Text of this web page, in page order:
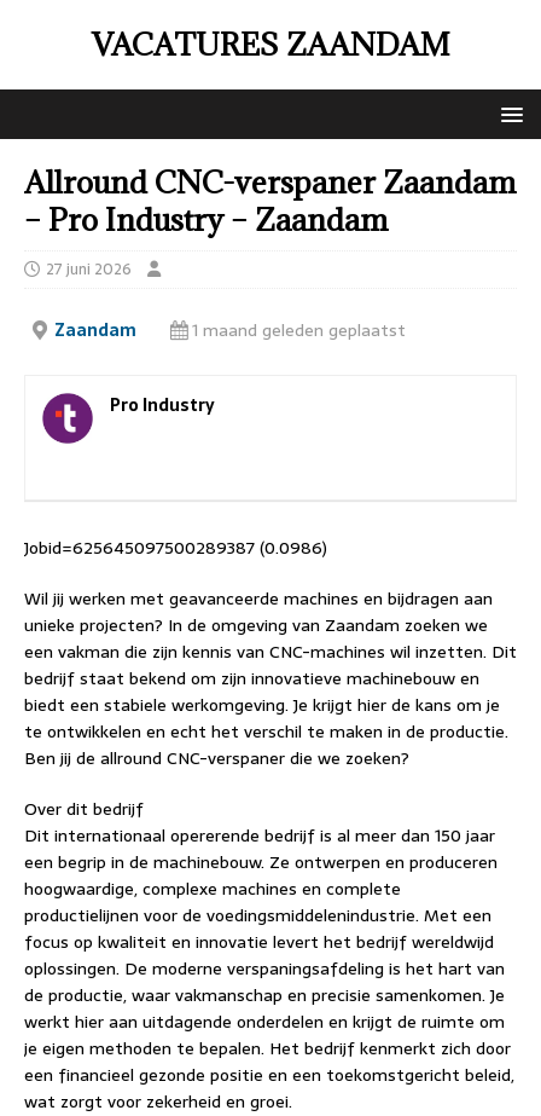
VACATURES ZAANDAM
Allround CNC-verspaner Zaandam
– Pro Industry – Zaandam
27 juni 2026
Zaandam 1 maand geleden geplaatst
Pro Industry
Jobid=625645097500289387 (0.0986)
Wil jij werken met geavanceerde machines en bijdragen aan
unieke projecten? In de omgeving van Zaandam zoeken we
een vakman die zijn kennis van CNC-machines wil inzetten. Dit
bedrijf staat bekend om zijn innovatieve machinebouw en
biedt een stabiele werkomgeving. Je krijgt hier de kans om je
te ontwikkelen en echt het verschil te maken in de productie.
Ben jij de allround CNC-verspaner die we zoeken?
Over dit bedrijf
Dit internationaal opererende bedrijf is al meer dan 150 jaar
een begrip in de machinebouw. Ze ontwerpen en produceren
hoogwaardige, complexe machines en complete
productielijnen voor de voedingsmiddelenindustrie. Met een
focus op kwaliteit en innovatie levert het bedrijf wereldwijd
oplossingen. De moderne verspaningsafdeling is het hart van
de productie, waar vakmanschap en precisie samenkomen. Je
werkt hier aan uitdagende onderdelen en krijgt de ruimte om
je eigen methoden te bepalen. Het bedrijf kenmerkt zich door
een financieel gezonde positie en een toekomstgericht beleid,
wat zorgt voor zekerheid en groei.